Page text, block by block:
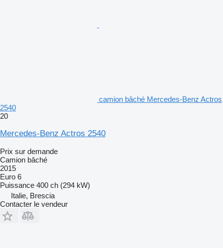
camion bâché Mercedes-Benz Actros
2540
20
Mercedes-Benz Actros 2540
Prix sur demande
Camion bâché
2015
Euro 6
Puissance 400 ch (294 kW)
Italie, Brescia
Contacter le vendeur